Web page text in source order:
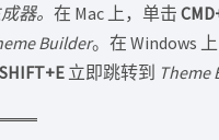
器。 在 Mac 上，单击
Builder。在 Windows
立即跳转到 Theme